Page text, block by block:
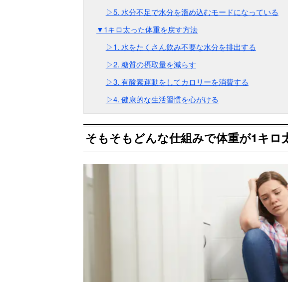
▷5. 水分不足で水分を溜め込むモードになっている
▼1キロ太った体重を戻す方法
▷1. 水をたくさん飲み不要な水分を排出する
▷2. 糖質の摂取量を減らす
▷3. 有酸素運動をしてカロリーを消費する
▷4. 健康的な生活習慣を心がける
そもそもどんな仕組みで体重が1キロ